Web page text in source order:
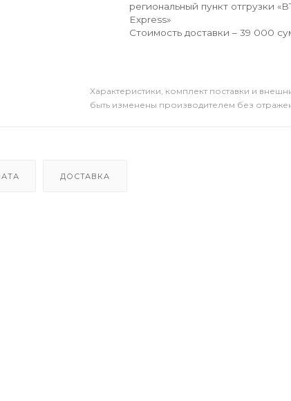
региональный пункт отгрузки
Express»
Стоимость доставки – 39 000
Xарактеристики, комплект поставки и
быть изменены производителем без
ДОСТАВКА